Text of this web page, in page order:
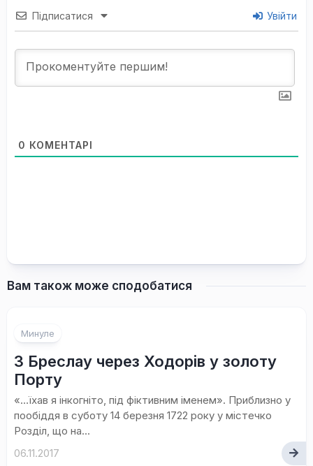
Підписатися Увійти
0 КОМЕНТАРІ
Вам також може сподобатися
Минуле
З Бреслау через Ходорів у золоту
Порту
«…їхав я інкогніто, під фіктивним іменем». Приблизно у
пообіддя в суботу 14 березня 1722 року у містечко
Розділ, що на...
06.11.2017